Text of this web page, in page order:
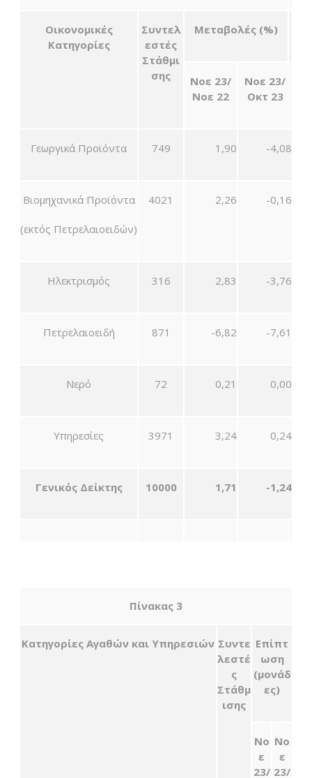
Οικονομικές
Κατηγορίες
Συντελ
εστές
Στάθμι
σης
Μεταβολές (%)
Νοε 23/
Νοε 22
Νοε 23/
Οκτ 23
Γεωργικά Προϊόντα 749 1,90 -4,08
Βιομηχανικά Προϊόντα
(εκτός Πετρελαιοειδών)
4021 2,26 -0,16
Ηλεκτρισμός 316 2,83 -3,76
Πετρελαιοειδή 871 -6,82 -7,61
Νερό 72 0,21 0,00
Υπηρεσίες 3971 3,24 0,24
Γενικός Δείκτης 10000 1,71 -1,24
Πίνακας 3
Κατηγορίες Αγαθών και Υπηρεσιών Συντε
λεστέ
ς
Στάθμ
ισης
Επίπτ
ωση
(μονάδ
ες)
Νο
ε
23/
Νο
ε
23/